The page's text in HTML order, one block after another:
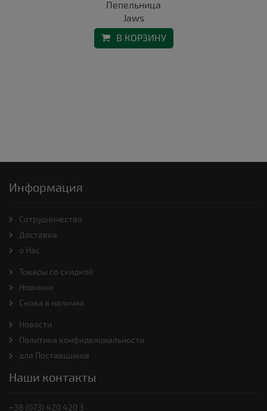
Пепельница
Jaws
В КОРЗИНУ
Информация
Cотрудничество
Доставка
о Нас
Товары со скидкой
Новинки
Снова в наличии
Новости
Политика конфиденциальности
для Поставщиков
Наши контакты
+38 (073) 420 420 3